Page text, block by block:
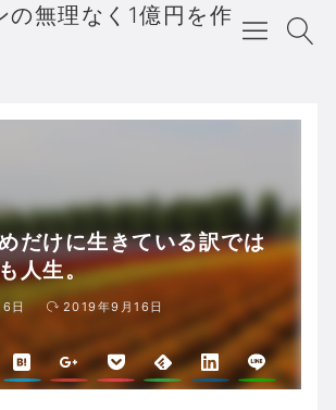
の無理なく1億円を作
だけに生きている訳では
人生。
日 2019年9月16日